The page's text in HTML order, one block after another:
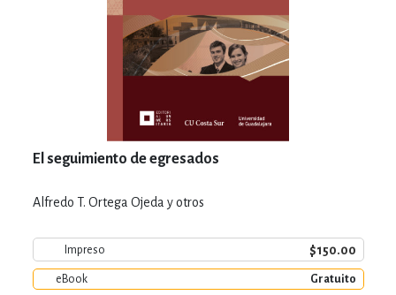
El seguimiento de egresados
Alfredo T. Ortega Ojeda y otros
Impreso $150.00
eBook Gratuito